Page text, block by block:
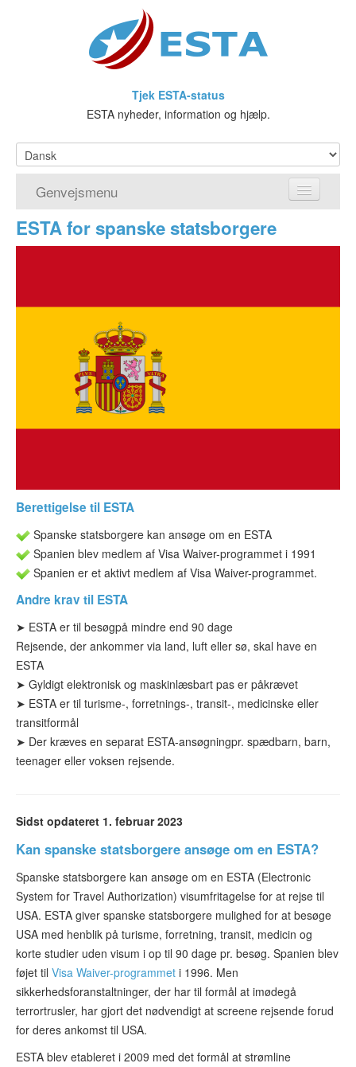
Tjek ESTA-status
ESTA nyheder, information og hjælp.
Genvejsmenu
Hjem
Visumfritagelsesprogrammet
ESTA-status
Artikler
ESTA for spanske statsborgere
Berettigelse til ESTA
Spanske statsborgere kan ansøge om en ESTA
Spanien blev medlem af Visa Waiver-programmet i 1991
Spanien er et aktivt medlem af Visa Waiver-programmet.
Andre krav til ESTA
➤ ESTA er til besøgpå mindre end 90 dage
Rejsende, der ankommer via land, luft eller sø, skal have en
ESTA
➤ Gyldigt elektronisk og maskinlæsbart pas er påkrævet
➤ ESTA er til turisme-, forretnings-, transit-, medicinske eller
transitformål
➤ Der kræves en separat ESTA-ansøgningpr. spædbarn, barn,
teenager eller voksen rejsende.
Sidst opdateret 1. februar 2023
Kan spanske statsborgere ansøge om en ESTA?
Spanske statsborgere kan ansøge om en ESTA (Electronic
System for Travel Authorization) visumfritagelse for at rejse til
USA. ESTA giver spanske statsborgere mulighed for at besøge
USA med henblik på turisme, forretning, transit, medicin og
korte studier uden visum i op til 90 dage pr. besøg. Spanien blev
føjet til Visa Waiver-programmet i 1996. Men
sikkerhedsforanstaltninger, der har til formål at imødegå
terrortrusler, har gjort det nødvendigt at screene rejsende forud
for deres ankomst til USA.
ESTA blev etableret i 2009 med det formål at strømline